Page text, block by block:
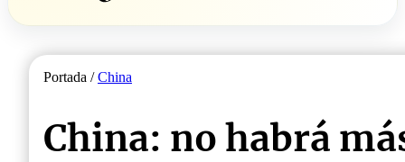
Portada /China
China: no habrá